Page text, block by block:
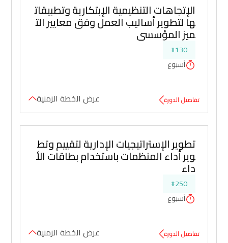
الإتجاهات التنظيمية الإبتكارية وتطبيقات
ها لتطوير أساليب العمل وفق معايير الت
ميز المؤسسي
#130
أسبوع
تفاصيل الدورة عرض الخطة الزمنية
تطوير الإستراتيجيات الإدارية لتقييم وتط
وير أداء المنظمات باستخدام بطاقات الأ
داء
#250
أسبوع
تفاصيل الدورة عرض الخطة الزمنية